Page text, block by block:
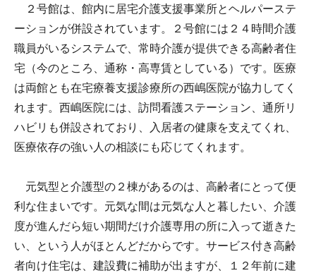
２号館は、館内に居宅介護支援事業所とヘルパーステ
ーションが併設されています。２号館には２４時間介護
職員がいるシステムで、常時介護が提供できる高齢者住
宅（今のところ、通称・高専賃としている）です。医療
は両館とも在宅療養支援診療所の西嶋医院が協力してく
れます。西嶋医院には、訪問看護ステーション、通所リ
ハビリも併設されており、入居者の健康を支えてくれ、
医療依存の強い人の相談にも応じてくれます。
元気型と介護型の２棟があるのは、高齢者にとって便
利な住まいです。元気な間は元気な人と暮したい、介護
度が進んだら短い期間だけ介護専用の所に入って逝きた
い、という人がほとんどだからです。サービス付き高齢
者向け住宅は、建設費に補助が出ますが、１２年前に建